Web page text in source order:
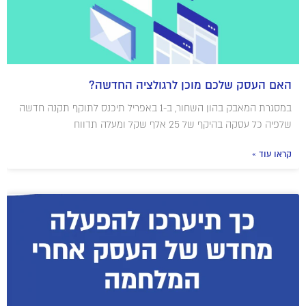
האם העסק שלכם מוכן לרגולציה החדשה?
במסגרת המאבק בהון השחור, ב-1 באפריל תיכנס לתוקף תקנה חדשה
שלפיה כל עסקה בהיקף של 25 אלף שקל ומעלה תדווח
קראו עוד »